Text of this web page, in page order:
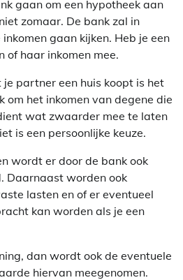
gaan om een hypotheek aan
zomaar. De bank zal in
gaan kijken. Heb je een
of haar inkomen mee.
partner een huis koopt is het
om het inkomen van degene die
wat zwaarder mee te laten
is een persoonlijke keuze.
wordt er door de bank ook
Daarnaast worden ook
lasten en of er eventueel
kan worden als je een
dan wordt ook de eventuele
hiervan meegenomen.